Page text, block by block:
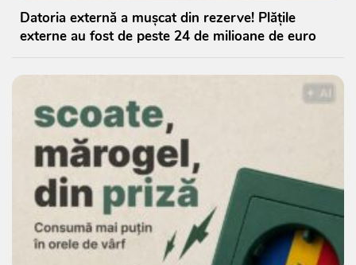
Datoria externă a mușcat din rezerve! Plățile
externe au fost de peste 24 de milioane de euro